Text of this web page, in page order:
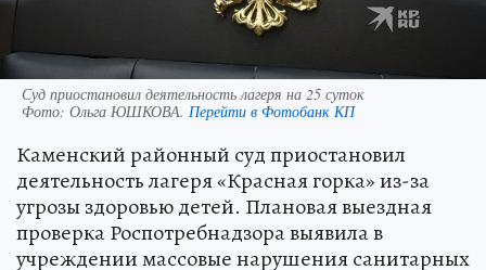
Суд приостановил деятельность лагеря на 25 суток
Фото: Ольга ЮШКОВА. Перейти в Фотобанк КП
Каменский районный суд приостановил
деятельность лагеря «Красная горка» из-за
угрозы здоровью детей. Плановая выездная
проверка Роспотребнадзора выявила в
учреждении массовые нарушения санитарных